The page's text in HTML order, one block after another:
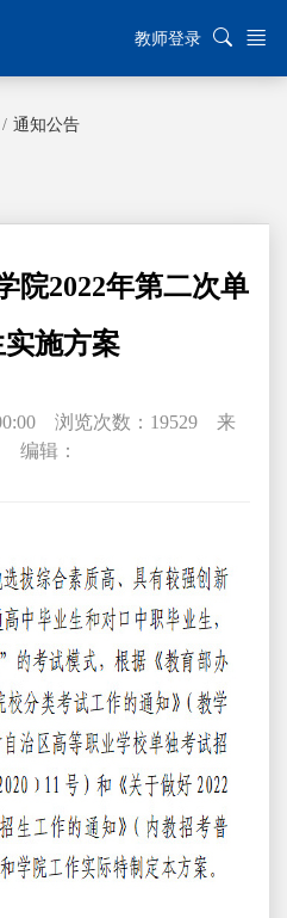
教师登录
/ 通知公告
院2022年第二次单
施方案
浏览次数： 19529 来
编辑：